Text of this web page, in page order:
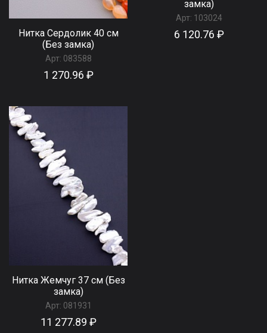
Нитка Сердолик 40 см
(Без замка)
Арт: 083588
1 270.96 ₽
замка)
Арт: 103024
6 120.76 ₽
Нитка Жемчуг 37 см (Без
замка)
Арт: 081931
11 277.89 ₽